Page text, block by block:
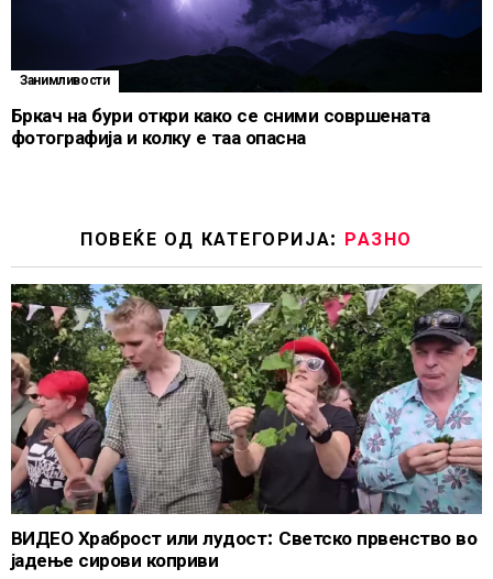
Занимливости
Бркач на бури откри како се сними совршената
фотографија и колку е таа опасна
ПОВЕЌЕ ОД КАТЕГОРИЈА: РАЗНО
ВИДЕО Храброст или лудост: Светско првенство во
јадење сирови коприви